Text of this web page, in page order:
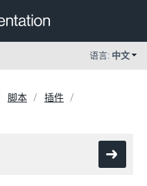
语言: 中文
脚本
插件